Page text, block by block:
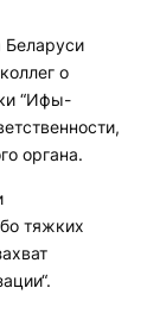
Беларуси
о
“Ифы-
органа.
тяжких